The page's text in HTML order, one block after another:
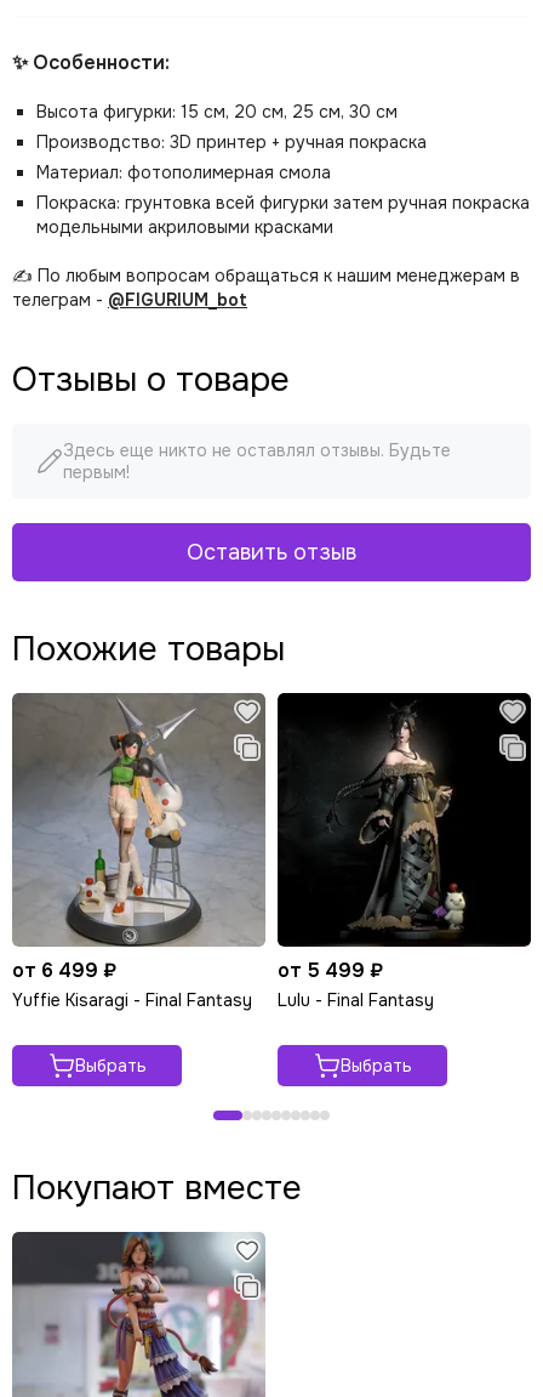
✨ Особенности:
Высота фигурки: 15 см, 20 см, 25 см, 30 см
Производство: 3D принтер + ручная покраска
Материал: фотополимерная смола
Покраска: грунтовка всей фигурки затем ручная покраска
модельными акриловыми красками
✍️ По любым вопросам обращаться к нашим менеджерам в
телеграм - @FIGURIUM_bot
Отзывы о товаре
Здесь еще никто не оставлял отзывы. Будьте
первым!
Оставить отзыв
Похожие товары
от 6 499 ₽
Yuffie Kisaragi - Final Fantasy
Выбрать
от 5 499 ₽
Lulu - Final Fantasy
Выбрать
Покупают вместе